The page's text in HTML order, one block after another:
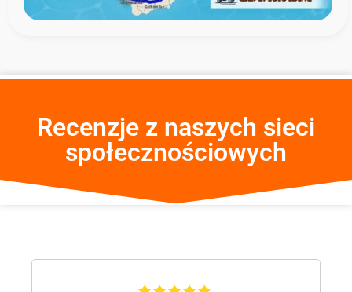
Recenzje z naszych sieci
społecznościowych